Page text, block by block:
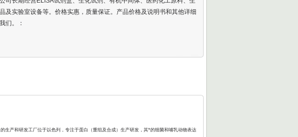
及实验室设备等。价格实惠，质量保证。产品价格及说明书和其他详细
们。：
生产和研发工厂位于以色列，专注于蛋白（重组及合成）生产研发，其*的细菌和哺乳动物表达